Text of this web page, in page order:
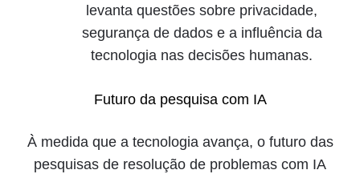
levanta questões sobre privacidade,
segurança de dados e a influência da
tecnologia nas decisões humanas.
Futuro da pesquisa com IA
À medida que a tecnologia avança, o futuro das
pesquisas de resolução de problemas com IA